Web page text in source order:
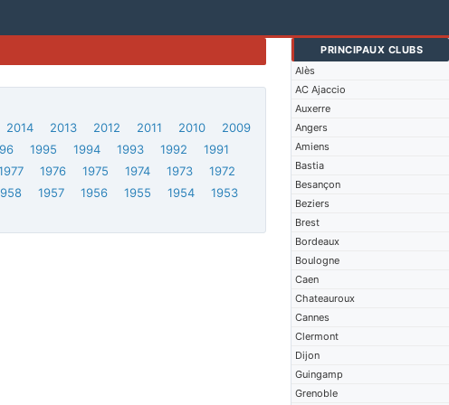
PRINCIPAUX CLUBS
Alès
AC Ajaccio
Auxerre
Angers
Amiens
Bastia
Besançon
Beziers
Brest
Bordeaux
Boulogne
Caen
Chateauroux
Cannes
Clermont
Dijon
Guingamp
Grenoble
2014 2013 2012 2011 2010
2009
1995 1994 1993 1992
1991
1976 1975 1974 1973
1972
1957 1956 1955 1954
1953